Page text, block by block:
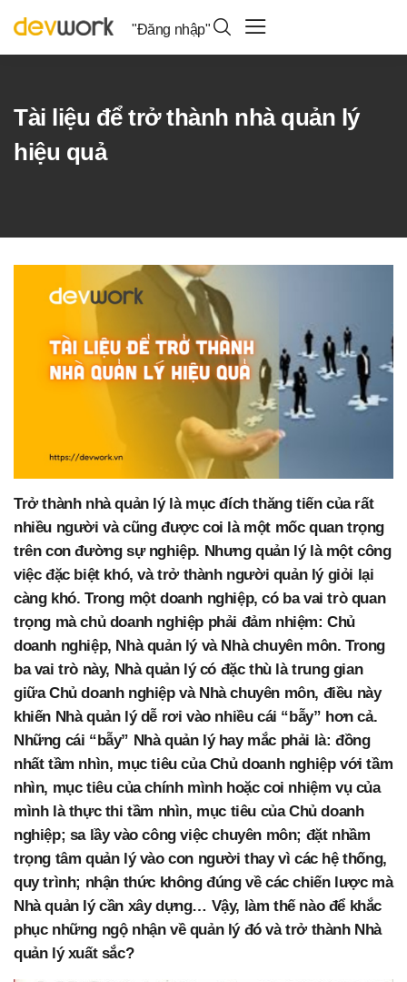
"Đăng nhập"
Tài liệu để trở thành nhà quản lý
hiệu quả
Trở thành nhà quản lý là mục đích thăng tiến của rất
nhiều người và cũng được coi là một mốc quan trọng
trên con đường sự nghiệp. Nhưng quản lý là một công
việc đặc biệt khó, và trở thành người quản lý giỏi lại
càng khó. Trong một doanh nghiệp, có ba vai trò quan
trọng mà chủ doanh nghiệp phải đảm nhiệm: Chủ
doanh nghiệp, Nhà quản lý và Nhà chuyên môn. Trong
ba vai trò này, Nhà quản lý có đặc thù là trung gian
giữa Chủ doanh nghiệp và Nhà chuyên môn, điều này
khiến Nhà quản lý dễ rơi vào nhiều cái “bẫy” hơn cả.
Những cái “bẫy” Nhà quản lý hay mắc phải là: đồng
nhất tầm nhìn, mục tiêu của Chủ doanh nghiệp với tầm
nhìn, mục tiêu của chính mình hoặc coi nhiệm vụ của
mình là thực thi tầm nhìn, mục tiêu của Chủ doanh
nghiệp; sa lầy vào công việc chuyên môn; đặt nhầm
trọng tâm quản lý vào con người thay vì các hệ thống,
quy trình; nhận thức không đúng về các chiến lược mà
Nhà quản lý cần xây dựng… Vậy, làm thế nào để khắc
phục những ngộ nhận về quản lý đó và trở thành Nhà
quản lý xuất sắc?